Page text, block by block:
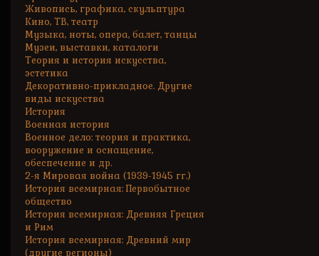
Живопись, графика, скульптура
Кино, ТВ, театр
Музыка, ноты, опера, балет, танцы
Музеи, выставки, каталоги
Теория и история искусства,
эстетика
Декоративно-прикладное. Другие
виды искусства
История
Военная история
Военное дело: теория и практика,
вооружение и оснащение,
обеспечение и др.
2-я Мировая война (1939-1945 гг.)
История всемирная: Первобытное
общество
История всемирная: Древняя Греция
и Рим
История всемирная: Древний мир
(другие регионы)